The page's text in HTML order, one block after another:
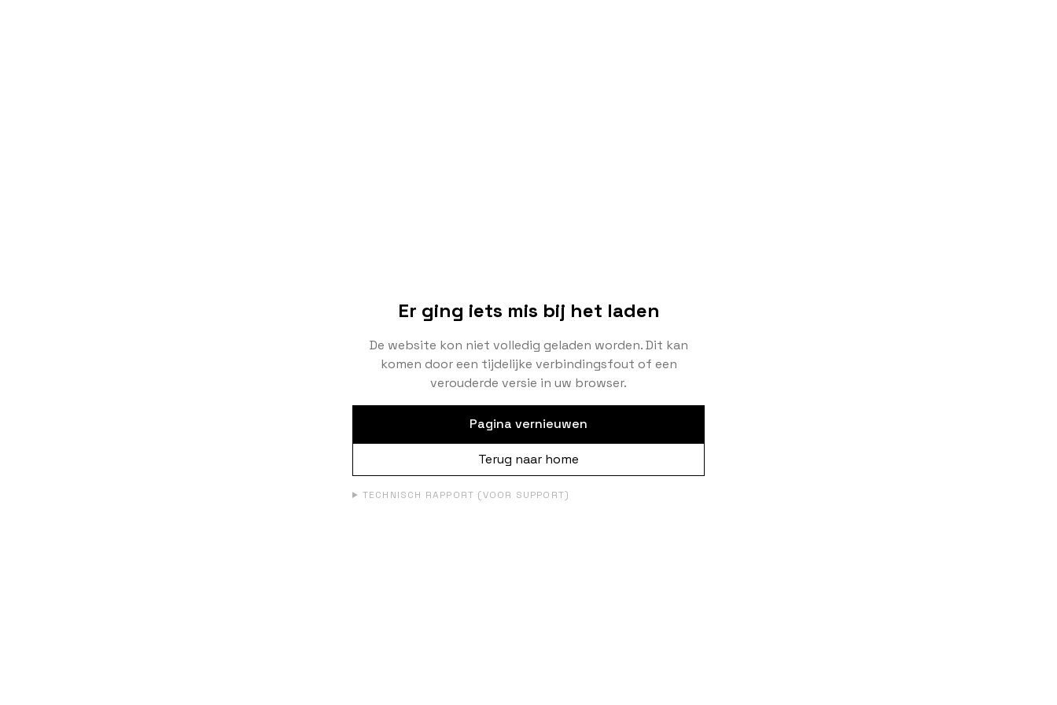
Er ging iets mis bij het laden
De website kon niet volledig geladen worden. Dit kan
komen door een tijdelijke verbindingsfout of een
verouderde versie in uw browser.
Pagina vernieuwen
Terug naar home
TECHNISCH RAPPORT (VOOR SUPPORT)